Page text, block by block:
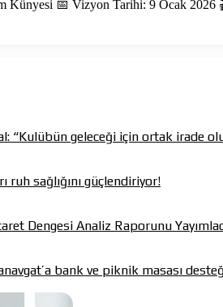
Künyesi 📅 Vizyon Tarihi: 9 Ocak
“Kulübün geleceği için ortak irade
ruh sağlığını güçlendiriyor!
Dengesi Analiz Raporunu
bank ve piknik masası